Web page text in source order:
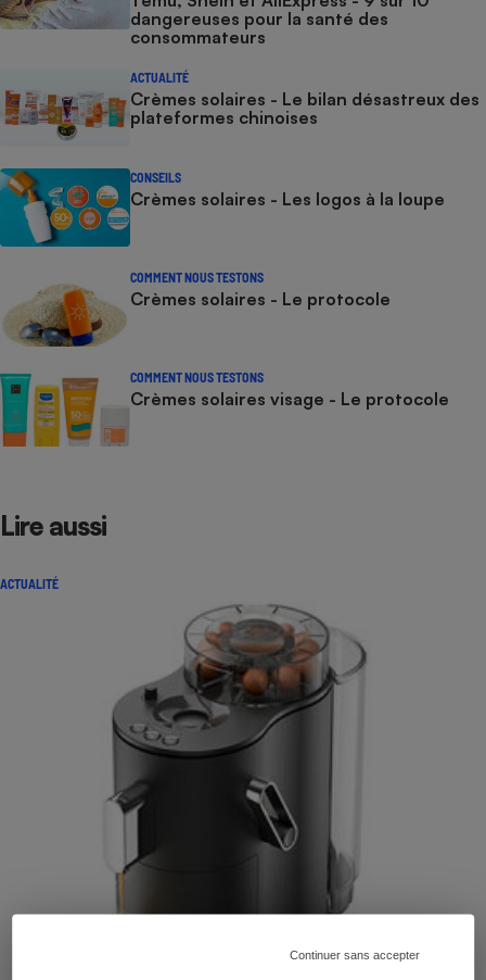
Continuer sans accepter
dangereuses pour la santé des
consommateurs
ACTUALITÉ
Crèmes solaires - Le bilan désastreux des
plateformes chinoises
CONSEILS
Crèmes solaires - Les logos à la loupe
COMMENT NOUS TESTONS
Crèmes solaires - Le protocole
COMMENT NOUS TESTONS
Crèmes solaires visage - Le protocole
Lire aussi
ACTUALITÉ